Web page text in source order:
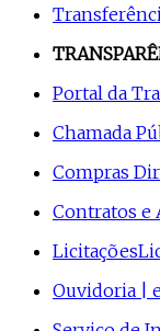
Portal da
Chamada
Compras
Contratos e
Licitações
Ouvidoria |